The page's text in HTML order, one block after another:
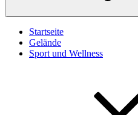
Startseite
Gelände
Sport und Wellness